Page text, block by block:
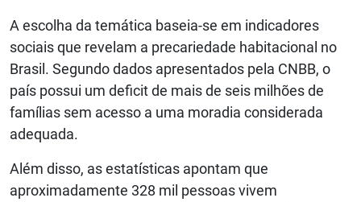
A escolha da temática baseia-se em indicadores
sociais que revelam a precariedade habitacional no
Brasil. Segundo dados apresentados pela CNBB, o
país possui um deficit de mais de seis milhões de
famílias sem acesso a uma moradia considerada
adequada.
Além disso, as estatísticas apontam que
aproximadamente 328 mil pessoas vivem